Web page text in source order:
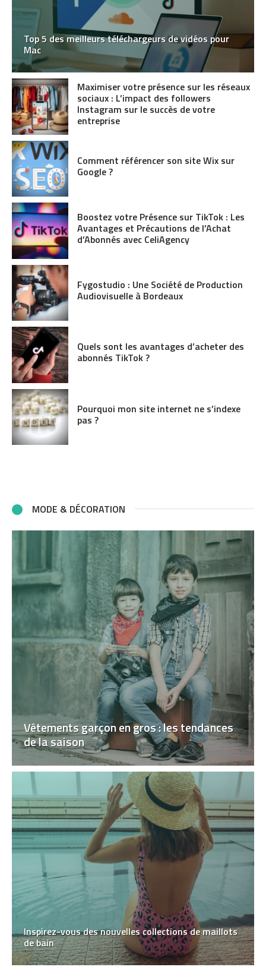
Top 5 des meilleurs téléchargeurs de vidéos pour
Mac
Maximiser votre présence sur les réseaux
sociaux : L’impact des followers
Instagram sur le succès de votre
entreprise
Comment référencer son site Wix sur
Google ?
Boostez votre Présence sur TikTok : Les
Avantages et Précautions de l’Achat
d’Abonnés avec CeliAgency
Fygostudio : Une Société de Production
Audiovisuelle à Bordeaux
Quels sont les avantages d’acheter des
abonnés TikTok ?
Pourquoi mon site internet ne s’indexe
pas ?
MODE & DÉCORATION
Vêtements garçon en gros : les tendances
de la saison
Inspirez-vous des nouvelles collections de maillots
de bain